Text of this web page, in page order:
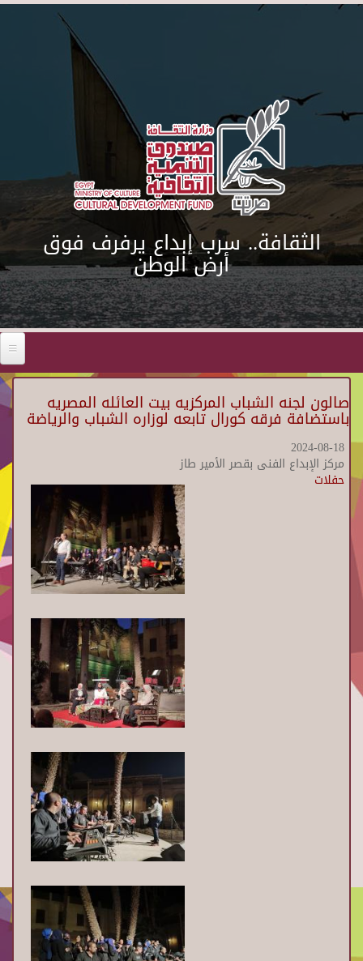
Skip to main content
الثقافة.. سرب إبداع يرفرف فوق
أرض الوطن
صالون لجنه الشباب المركزيه بيت العائله المصريه
باستضافة فرقه كورال تابعه لوزاره الشباب والرياضة
2024-08-18
مركز الإبداع الفنى بقصر الأمير طاز
حفلات